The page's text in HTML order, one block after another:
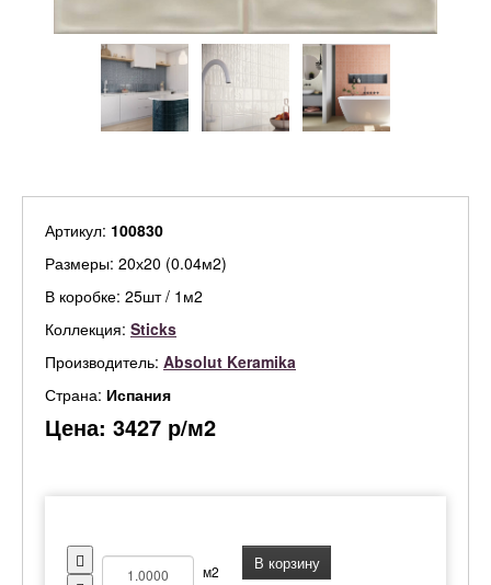
Артикул: 100830
Размеры: 20х20 (0.04м2)
В коробке: 25шт / 1м2
Коллекция: Sticks
Производитель: Absolut Keramika
Страна: Испания
Цена: 3427 р/м2
м2 В корзину